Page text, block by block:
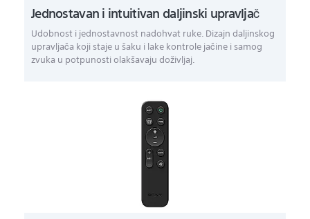
Jednostavan i intuitivan daljinski upravljač
Udobnost i jednostavnost nadohvat ruke. Dizajn daljinskog
upravljača koji staje u šaku i lake kontrole jačine i samog
zvuka u potpunosti olakšavaju doživljaj.